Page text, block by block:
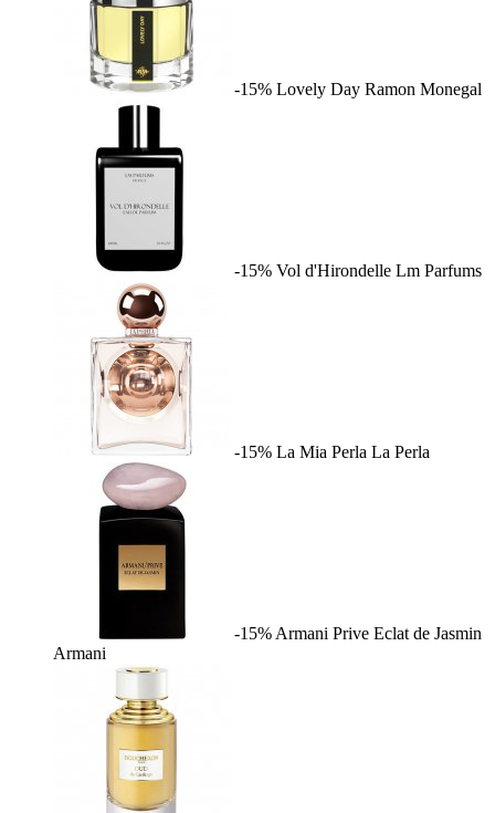
-15% Lovely Day Ramon Monegal
-15% Vol d'Hirondelle Lm Parfums
-15% La Mia Perla La Perla
-15% Armani Prive Eclat de Jasmin
Armani